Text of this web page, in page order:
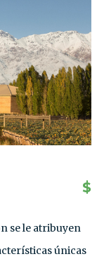
$
se le atribuyen
únicas